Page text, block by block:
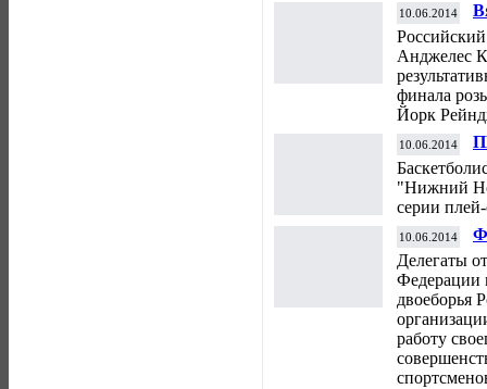
10.06.2014
Анджелес
финала
Йорк
10.06.2014
"Нижний
серии
10.06.2014
Делегаты
Федерации
двоеборья
работу